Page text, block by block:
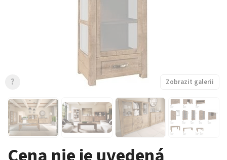
Zobrazit galerii
?